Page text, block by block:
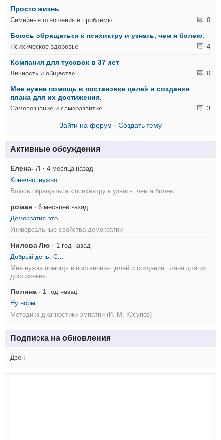
Просто жизнь
Семейные отношения и проблемы 0
Боюсь обращаться к психиатру и узнать, чем я болею.
Психическое здоровье 4
Компания для тусовок в 37 лет
Личность и общество 0
Мне нужна помощь в постановке целей и создания
плана для их достижения.
Самопознание и саморазвитие 3
Зайти на форум · Создать тему
Активные обсуждения
Елена- Л ·4 месяца назад
Конечно, нужно...
Боюсь обращаться к психиатру и узнать, чем я болею.
роман ·6 месяцев назад
Демократия это...
Универсальные свойства демократии
Нилова Лю · 1 год назад
Добрый день. С...
Мне нужна помощь в постановке целей и создания плана для их
достижения.
Полина · 1 год назад
Ну норм
Методика диагностики эмпатии (И. М. Юсупов)
Подписка на обновления
Дзен